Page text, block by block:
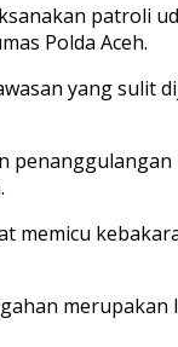
patroli
Polda Aceh.
yang sulit
memicu